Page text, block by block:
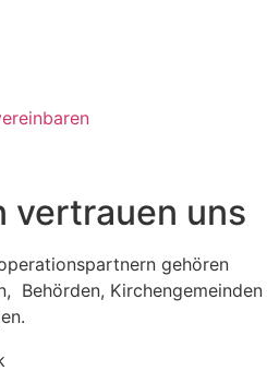
vertrauen uns
gehören
Behörden, Kirchengemeinden